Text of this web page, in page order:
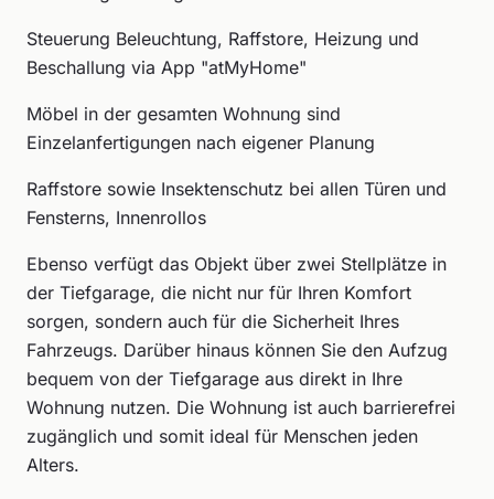
Steuerung Beleuchtung, Raffstore, Heizung und
Beschallung via App "atMyHome"
Möbel in der gesamten Wohnung sind
Einzelanfertigungen nach eigener Planung
Raffstore sowie Insektenschutz bei allen Türen und
Fensterns, Innenrollos
Ebenso verfügt das Objekt über zwei Stellplätze in
der Tiefgarage, die nicht nur für Ihren Komfort
sorgen, sondern auch für die Sicherheit Ihres
Fahrzeugs. Darüber hinaus können Sie den Aufzug
bequem von der Tiefgarage aus direkt in Ihre
Wohnung nutzen. Die Wohnung ist auch barrierefrei
zugänglich und somit ideal für Menschen jeden
Alters.